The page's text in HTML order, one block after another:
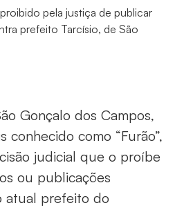
Gonçalo dos Campos,
conhecido como “Furão”,
judicial que o proíbe
ou publicações
atual prefeito do